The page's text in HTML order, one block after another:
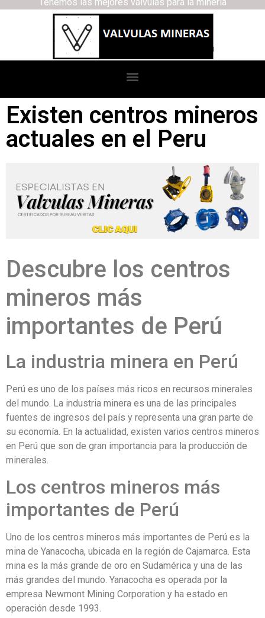
Existen centros mineros
actuales en el Peru
Descubre los centros
mineros más
importantes de Perú
La industria minera en Perú
Perú es uno de los países más ricos en recursos minerales
del mundo. La industria minera es una de las principales
fuentes de ingresos del país y representa una gran parte de
su economía. En la actualidad, existen varios centros mineros
en Perú que son de gran importancia para la producción de
minerales.
Los centros mineros más
importantes de Perú
Uno de los centros mineros más importantes de Perú es la
mina de Yanacocha, ubicada en la región de Cajamarca. Esta
mina es la más grande de oro en Sudamérica y una de las
más grandes del mundo. Yanacocha es operada por la
empresa Newmont Mining Corporation y ha estado en
operación desde 1993.